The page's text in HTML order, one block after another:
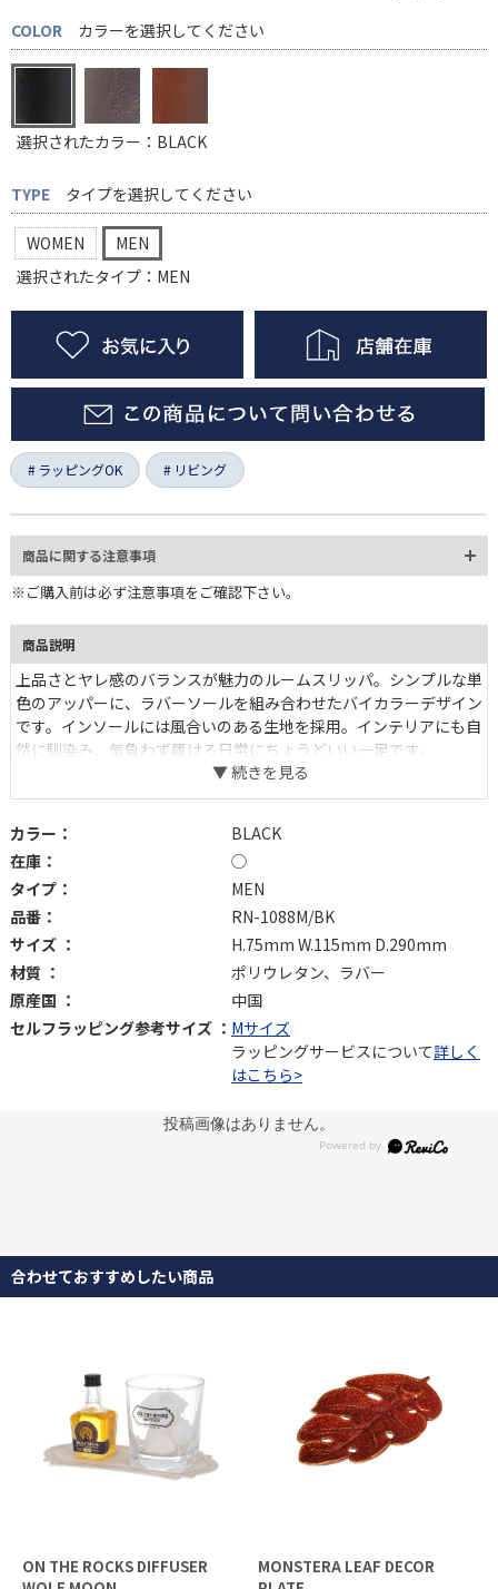
COLOR
カラーを選択してください
選択されたカラー：BLACK
TYPE タイプを選択してください
WOMEN
MEN
選択されたタイプ：MEN
ラッピングOK リビング
商品に関する注意事項
※ご購入前は必ず注意事項をご確認下さい。
商品説明
上品さとヤレ感のバランスが魅力のルームスリッパ。シンプルな単
色のアッパーに、ラバーソールを組み合わせたバイカラーデザイン
です。インソールには風合いのある生地を採用。インテリアにも自
然に馴染み、気負わず履ける日常にちょうどいい一足です。
カラー：
BLACK
在庫：
◯
タイプ：
MEN
品番：
RN-1088M/BK
サイズ ：
H.75mm W.115mm D.290mm
材質 ：
ポリウレタン、ラバー
原産国 ：
中国
セルフラッピング参考サイズ ： Mサイズ
ラッピングサービスについて詳しく
はこちら>
投稿画像はありません。
合わせておすすめしたい商品
ON THE ROCKS DIFFUSER
MONSTERA LEAF DECOR